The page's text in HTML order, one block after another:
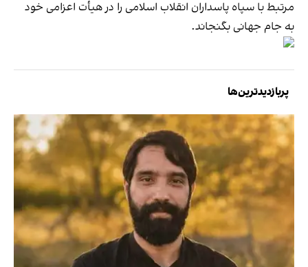
مرتبط با سپاه پاسداران انقلاب اسلامی را در هیأت اعزامی خود
به جام جهانی بگنجاند.
پربازدیدترین‌ها